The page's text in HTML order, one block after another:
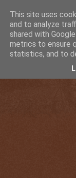
This site uses
and to analyze
shared with
metrics to ensure
statistics, and to